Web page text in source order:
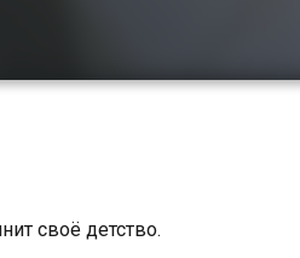
своё детство.